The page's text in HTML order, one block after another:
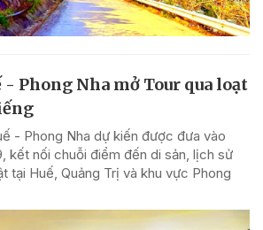
- Phong Nha mở Tour qua loạt
- Phong Nha dự kiến được đưa vào
kết nối chuỗi điểm đến di sản, lịch sử
tại Huế, Quảng Trị và khu vực Phong